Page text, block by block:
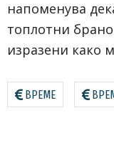
напоменува
топлотни
изразени како
ВРЕМЕ